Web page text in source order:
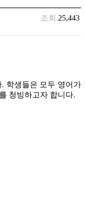
조회 25,443
학생들은 모두 영어가
청빙하고자 합니다.